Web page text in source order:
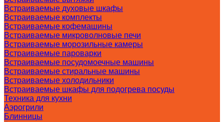
Встраиваемые духовые шкафы
Встраиваемые комплекты
Встраиваемые кофемашины
Встраиваемые микроволновые печи
Встраиваемые морозильные камеры
Встраиваемые пароварки
Встраиваемые посудомоечные машины
Встраиваемые стиральные машины
Встраиваемые холодильники
Встраиваемые шкафы для подогрева посуды
Техника для кухни
Аэрогрили
Блинницы